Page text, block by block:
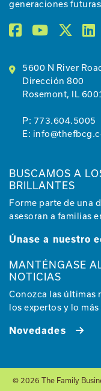
generaciones
5600 N River
Dirección 800
Rosemont, IL
P: 773.604.5005
E:
BUSCAMOS A
BRILLANTES
Forme parte de una
asesoran a familias
Únase a nuestro
MANTÉNGASE
NOTICIAS
Conozca las últimas
los expertos y lo
Novedades
© 2026 The Family